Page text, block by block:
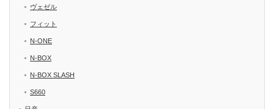
ヴェゼル
フィット
N-ONE
N-BOX
N-BOX SLASH
S660